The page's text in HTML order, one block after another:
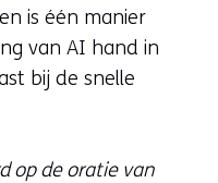
is één manier
van AI hand in
bij de snelle
op de oratie van